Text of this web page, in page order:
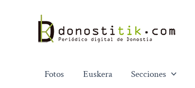
contenido
Fotos Euskera Secciones